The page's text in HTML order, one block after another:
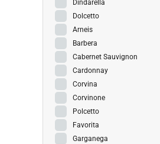
Dindarella
Dolcetto
Arneis
Barbera
Cabernet Sauvignon
Cardonnay
Corvina
Corvinone
Polcetto
Favorita
Garganega